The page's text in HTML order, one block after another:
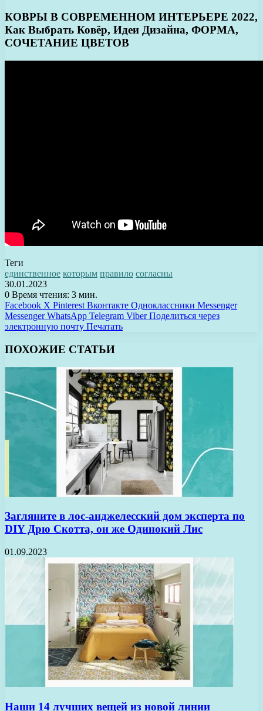
КОВРЫ В СОВРЕМЕННОМ ИНТЕРЬЕРЕ 2022,
Как Выбрать Ковёр, Идеи Дизайна, ФОРМА,
СОЧЕТАНИЕ ЦВЕТОВ
Теги
единственное которым правило согласны
30.01.2023
0 Время чтения: 3 мин.
Facebook X Pinterest Вконтакте Одноклассники Messenger
Messenger WhatsApp Telegram Viber Поделиться через
электронную почту Печатать
ПОХОЖИЕ СТАТЬИ
Загляните в лос-анджелесский дом эксперта по
DIY Дрю Скотта, он же Одинокий Лис
01.09.2023
Наши 14 лучших вещей из новой линии